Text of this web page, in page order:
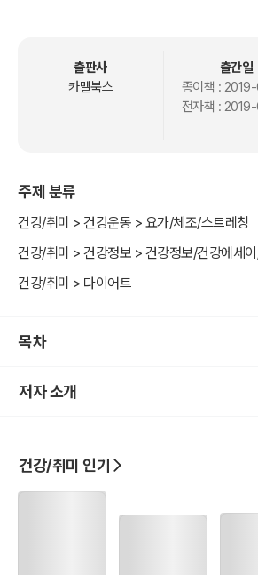
일이기 때문이다. 살이 빠지는 원리는 과학의
끝내 성공시키는 원리는 심리의 영역이다.
이 필요하다. 마인드 스트레칭은 다이어트를
이 가능하다. 마음의 탄력성이 회복되어 인생
지고 삶의 다양한 문제 앞에서 주도적으로 자
얻게 될 것이다.
출판사
카멜북스
출간일
종이책 :
전자책 :
주제 분류
건강/취미 > 건강운동 > 요가/체조/스트레칭
건강/취미 > 건강정보 > 건강정보/건강에세이
건강/취미 > 다이어트
목차
저자 소개
건강/취미 인기